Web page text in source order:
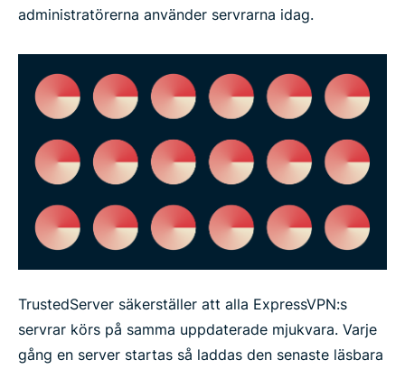
administratörerna använder servrarna idag.
TrustedServer säkerställer att alla ExpressVPN:s
servrar körs på samma uppdaterade mjukvara. Varje
gång en server startas så laddas den senaste läsbara